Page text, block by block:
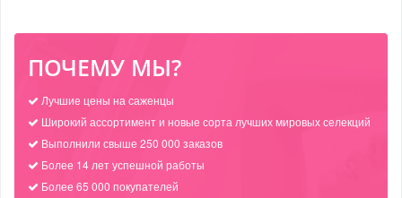
ПОЧЕМУ МЫ?
Лучшие цены на саженцы
Широкий ассортимент и новые сорта лучших мировых селекций
Выполнили свыше 250 000 заказов
Более 14 лет успешной работы
Более 65 000 покупателей